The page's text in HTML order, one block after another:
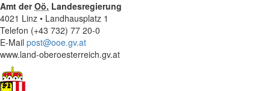
Amt derOö. Landesregierung
4021 Linz • Landhausplatz 1
Telefon (+43 732) 77 20-0
E-Mail post@ooe.gv.at
www.land-oberoesterreich.gv.at